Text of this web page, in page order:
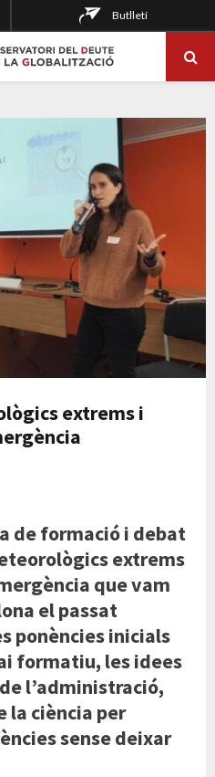
Butlletí
extrems i
de formació i debat
extrems
que vam
el passat
ponències inicials
formatiu, les idees
l’administració,
la ciència per
sense deixar